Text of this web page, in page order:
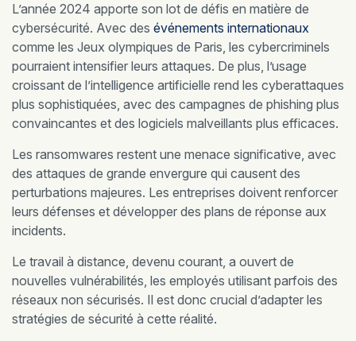
L’année 2024 apporte son lot de défis en matière de
cybersécurité. Avec des événements internationaux
comme les Jeux olympiques de Paris, les cybercriminels
pourraient intensifier leurs attaques. De plus, l’usage
croissant de l’intelligence artificielle rend les cyberattaques
plus sophistiquées, avec des campagnes de phishing plus
convaincantes et des logiciels malveillants plus efficaces.
Les ransomwares restent une menace significative, avec
des attaques de grande envergure qui causent des
perturbations majeures. Les entreprises doivent renforcer
leurs défenses et développer des plans de réponse aux
incidents.
Le travail à distance, devenu courant, a ouvert de
nouvelles vulnérabilités, les employés utilisant parfois des
réseaux non sécurisés. Il est donc crucial d’adapter les
stratégies de sécurité à cette réalité.